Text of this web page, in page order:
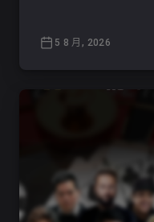
5 8 月, 2026